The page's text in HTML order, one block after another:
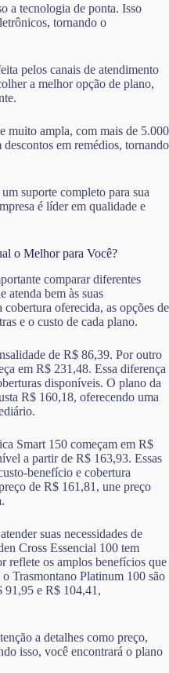
a tecnologia de ponta. Isso
tornando o
pelos canais de atendimento
a melhor opção de plano,
muito ampla, com mais de 5.000
em remédios, tornando
suporte completo para sua
é líder em qualidade e
o Melhor para Você?
comparar diferentes
atenda bem às suas
cobertura oferecida, as opções de
e o custo de cada plano.
de R$ 86,39. Por outro
em R$ 231,48. Essa diferença
disponíveis. O plano da
R$ 160,18, oferecendo uma
Smart 150 começam em R$
a partir de R$ 163,93. Essas
benefício e cobertura
de R$ 161,81, une preço
.
suas necessidades de
Cross Essencial 100 tem
reflete os amplos benefícios que
Trasmontano Platinum 100 são
91,95 e R$ 104,41,
a detalhes como preço,
isso, você encontrará o plano